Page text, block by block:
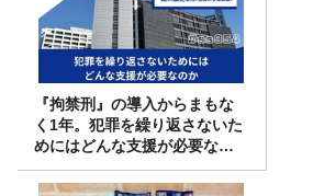
『拘禁刑』の導入からまもな
く1年。犯罪を繰り返さないた
めにはどんな支援が必要なの
か